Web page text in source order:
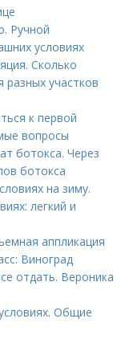
Ручной
условиях
Сколько
разных участков
к первой
вопросы
ботокса. Через
ботокса
на зиму.
легкий и
аппликация
Виноград
отдать. Вероника
Общие